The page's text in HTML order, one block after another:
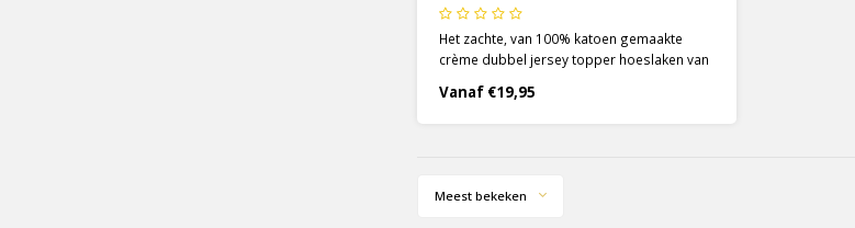
Het zachte, van 100% katoen gemaakte
crème dubbel jersey topper hoeslaken van
aan je beddengoed collectie! Het is een
zeer sterk vocht absorberend hoeslaken.
Vanaf €19,95
Meest bekeken